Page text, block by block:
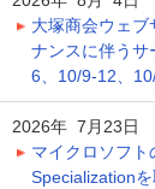
大塚商会ウェブ
ナンスに伴うサ
6、10/9-12、
2026年 7月23日
マイクロソフト
Specialization